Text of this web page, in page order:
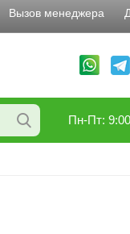
Вызов менеджера
Пн-Пт: